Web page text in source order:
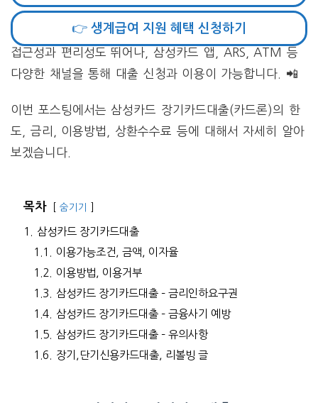
👉 생계급여 지원 혜택 신청하기
접근성과 편리성도 뛰어나, 삼성카드 앱, ARS, ATM 등
다양한 채널을 통해 대출 신청과 이용이 가능합니다. 📲
이번 포스팅에서는 삼성카드 장기카드대출(카드론)의 한
도, 금리, 이용방법, 상환수수료 등에 대해서 자세히 알아
보겠습니다.
목차 숨기기
1.
삼성카드 장기카드대출
1.1.
이용가능조건, 금액, 이자율
1.2.
이용방법, 이용거부
1.3.
삼성카드 장기카드대출 – 금리인하요구권
1.4.
삼성카드 장기카드대출 – 금융사기 예방
1.5.
삼성카드 장기카드대출 – 유의사항
1.6.
장기,단기신용카드대출, 리볼빙 글